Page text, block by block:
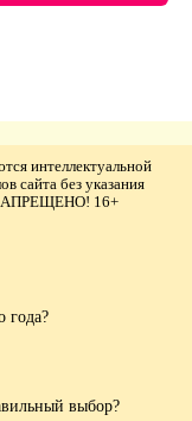
интеллектуальной
сайта без указания
ЗАПРЕЩЕНО! 16+
года?
выбор?